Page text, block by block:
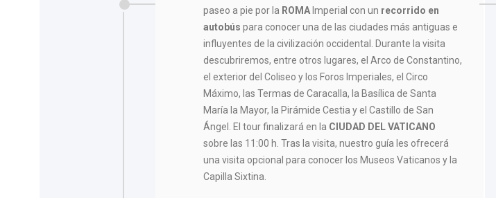
paseo a pie por la ROMAImperial con un recorrido en
autobús para conocer una de las ciudades más antiguas e
influyentes de la civilización occidental. Durante la visita
descubriremos, entre otros lugares, el Arco de Constantino,
el exterior del Coliseo y los Foros Imperiales, el Circo
Máximo, las Termas de Caracalla, la Basílica de Santa
María la Mayor, la Pirámide Cestia y el Castillo de San
Ángel. El tour finalizará en la CIUDAD DEL VATICANO
sobre las 11:00 h. Tras la visita, nuestro guía les ofrecerá
una visita opcional para conocer los Museos Vaticanos y la
Capilla Sixtina.